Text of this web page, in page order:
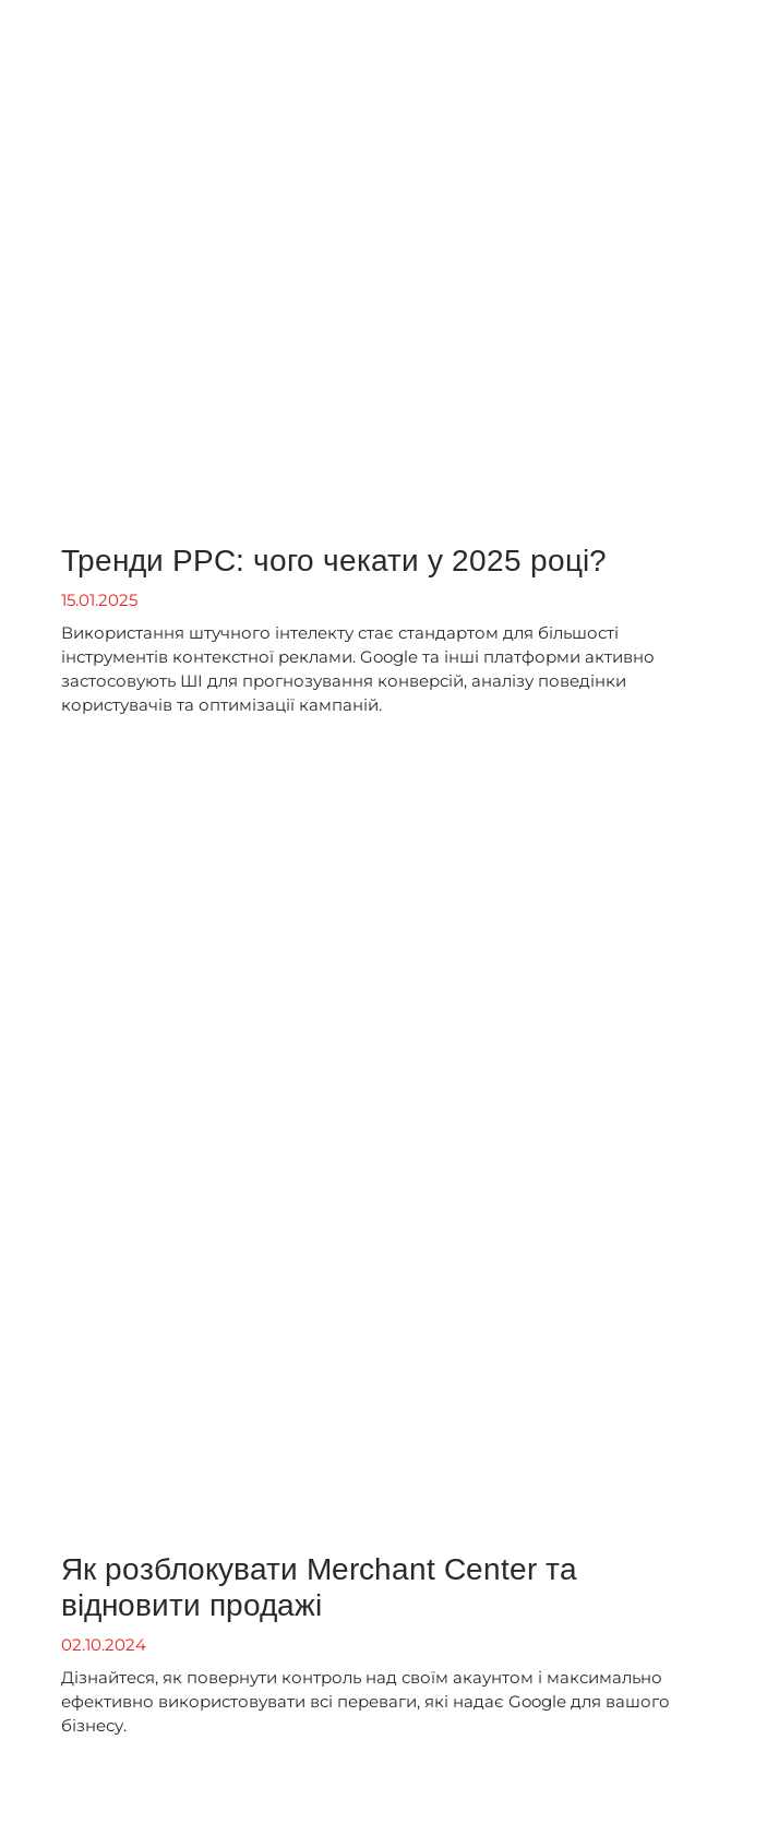
Тренди PPC: чого чекати у 2025 році?
15.01.2025
Використання штучного інтелекту стає стандартом для більшості
інструментів контекстної реклами. Google та інші платформи активно
застосовують ШІ для прогнозування конверсій, аналізу поведінки
користувачів та оптимізації кампаній.
Як розблокувати Merchant Center та
відновити продажі
02.10.2024
Дізнайтеся, як повернути контроль над своїм акаунтом і максимально
ефективно використовувати всі переваги, які надає Google для вашого
бізнесу.